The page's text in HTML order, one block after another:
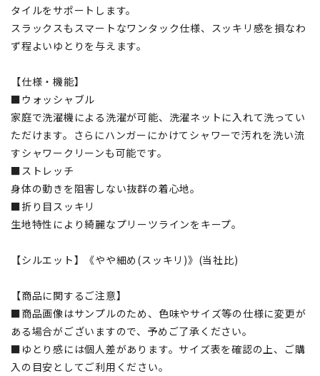
タイルをサポートします。
スラックスもスマートなワンタック仕様、スッキリ感を損なわ
ず程よいゆとりを与えます。
【仕様・機能】
■ウォッシャブル
家庭で洗濯機による洗濯が可能、洗濯ネットに入れて洗ってい
ただけます。さらにハンガーにかけてシャワーで汚れを洗い流
すシャワークリーンも可能です。
■ストレッチ
身体の動きを阻害しない抜群の着心地。
■折り目スッキリ
生地特性により綺麗なプリーツラインをキープ。
【シルエット】《やや細め(スッキリ)》(当社比)
【商品に関するご注意】
■商品画像はサンプルのため、色味やサイズ等の仕様に変更が
ある場合がございますので、予めご了承ください。
■ゆとり感には個人差があります。サイズ表を確認の上、ご購
入の目安としてご利用ください。